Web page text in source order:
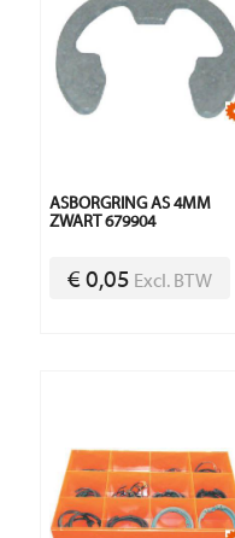
ASBORGRING AS 4MM
ZWART 679904
€ 0,05 Excl. BTW